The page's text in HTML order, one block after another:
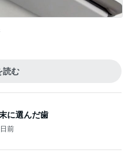
前
リ切った長い髪
前